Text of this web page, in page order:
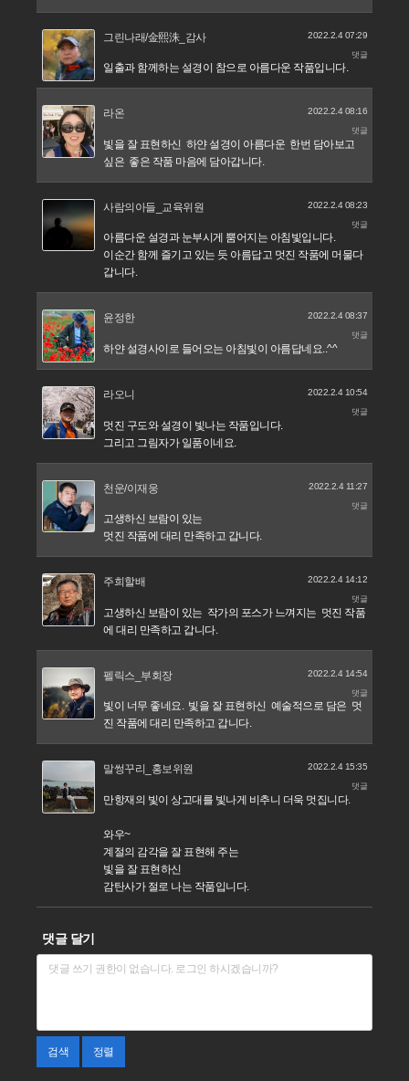
그린나래/金熙洙_감사 2022.2.4 07:29
댓글
일출과 함께하는 설경이 참으로 아름다운 작품입니다.
라온 2022.2.4 08:16
댓글
빛을 잘 표현하신 하얀 설경이 아름다운 한번 담아보고
싶은 좋은 작품 마음에 담아갑니다.
사람의아들_교육위원 2022.2.4 08:23
댓글
아름다운 설경과 눈부시게 뿜어지는 아침빛입니다.
이순간 함께 즐기고 있는 듯 아름답고 멋진 작품에 머물다
갑니다.
윤정한 2022.2.4 08:37
댓글
하얀 설경사이로 들어오는 아침빛이 아름답네요..^^
라오니 2022.2.4 10:54
댓글
멋진 구도와 설경이 빛나는 작품입니다.
그리고 그림자가 일품이네요.
천운/이재웅 2022.2.4 11:27
댓글
고생하신 보람이 있는
멋진 작품에 대리 만족하고 갑니다.
주희할배 2022.2.4 14:12
댓글
고생하신 보람이 있는 작가의 포스가 느껴지는 멋진 작품
에 대리 만족하고 갑니다.
펠릭스_부회장 2022.2.4 14:54
댓글
빛이 너무 좋네요. 빛을 잘 표현하신 예술적으로 담은 멋
진 작품에 대리 만족하고 갑니다.
말썽꾸리_홍보위원 2022.2.4 15:35
댓글
만항재의 빛이 상고대를 빛나게 비추니 더욱 멋집니다.
와우~
계절의 감각을 잘 표현해 주는
빛을 잘 표현하신
감탄사가 절로 나는 작품입니다.
댓글 달기
검색 정렬